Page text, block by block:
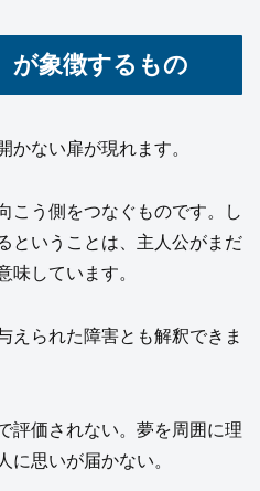
が象徴するもの
かない扉が現れます。
こう側をつなぐものです。し
ということは、主人公がまだ
味しています。
えられた障害とも解釈できま
評価されない。夢を周囲に理
に思いが届かない。